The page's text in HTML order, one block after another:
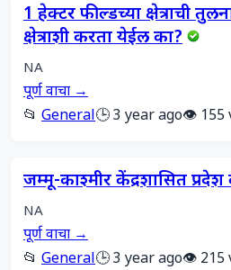
1 हेक्टर फील्डच्या क्षेत्राची
क्षेत्राशी करता येईल का?
NA
पूर्ण वाचा →
📂 General🕒 3 year ago👁️ 155
जम्मू-काश्मीर केंद्रशासित
NA
पूर्ण वाचा →
📂 General🕒 3 year ago👁️ 215